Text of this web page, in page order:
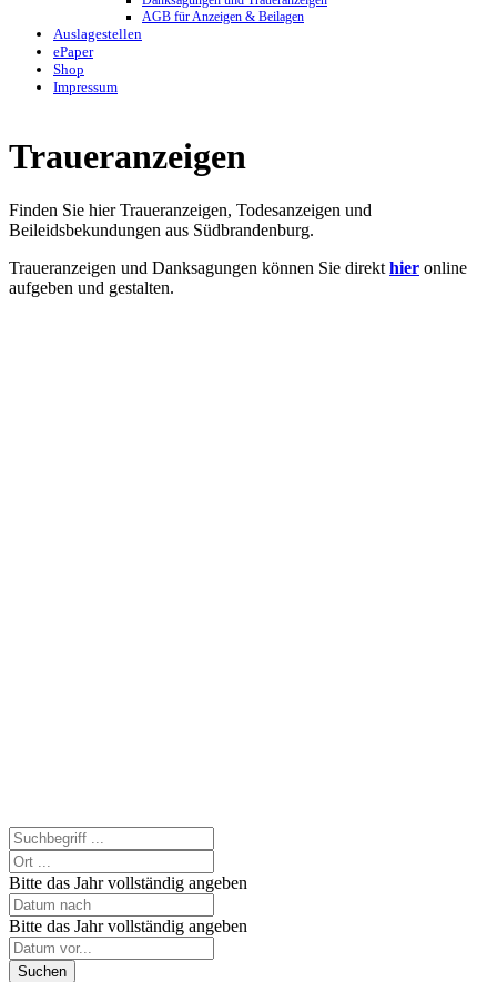
AGB für Anzeigen & Beilagen
Auslagestellen
ePaper
Shop
Impressum
Traueranzeigen
Finden Sie hier Traueranzeigen, Todesanzeigen und
Beileidsbekundungen aus Südbrandenburg.
Traueranzeigen und Danksagungen können Sie direkt hier online
aufgeben und gestalten.
Bitte das Jahr vollständig angeben
Bitte das Jahr vollständig angeben
Suchen